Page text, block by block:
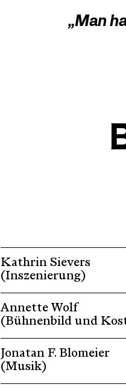
„Man
Kathrin Sievers
(Inszenierung)
Annette Wolf
(Bühnenbild und
Jonatan F. Blomeier
(Musik)